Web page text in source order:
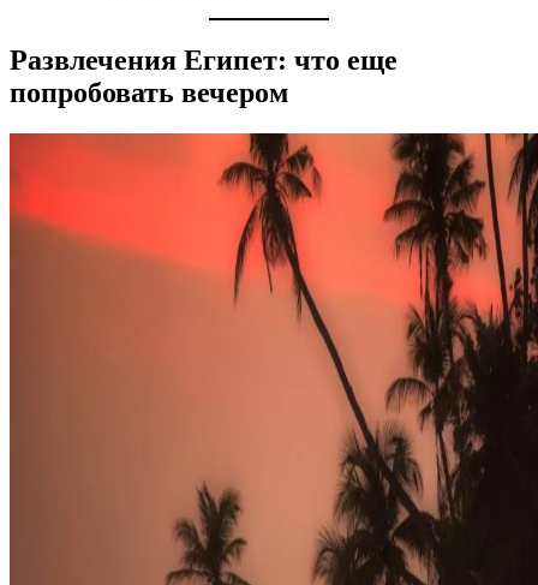
Развлечения Египет: что еще
попробовать вечером